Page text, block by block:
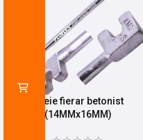
Cheie fierar betonist
(14MMx16MM)